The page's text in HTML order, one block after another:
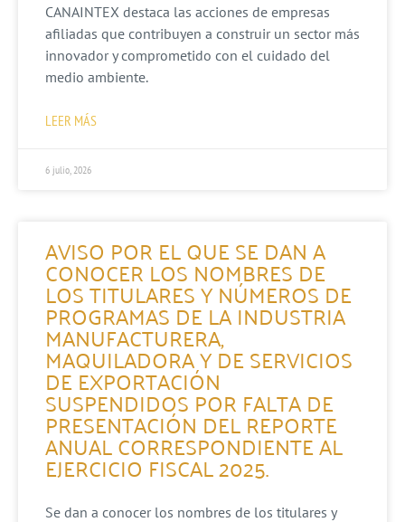
CANAINTEX destaca las acciones de empresas
afiliadas que contribuyen a construir un sector más
innovador y comprometido con el cuidado del
medio ambiente.
LEER MÁS
6 julio, 2026
AVISO POR EL QUE SE DAN A
CONOCER LOS NOMBRES DE
LOS TITULARES Y NÚMEROS DE
PROGRAMAS DE LA INDUSTRIA
MANUFACTURERA,
MAQUILADORA Y DE SERVICIOS
DE EXPORTACIÓN
SUSPENDIDOS POR FALTA DE
PRESENTACIÓN DEL REPORTE
ANUAL CORRESPONDIENTE AL
EJERCICIO FISCAL 2025.
Se dan a conocer los nombres de los titulares y